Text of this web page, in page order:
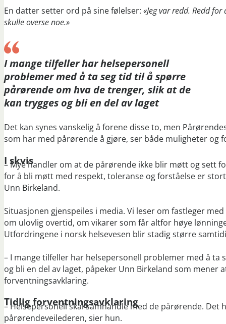
En datter setter ord på sine følelser: «Jeg var redd. Redd
skulle overse noe.»
I mange tilfeller har helsepersonell
problemer med å ta seg tid til å spørre
pårørende om hva de trenger, slik at de
kan trygges og bli en del av laget
Det kan synes vanskelig å forene disse to, men
som har med pårørende å gjøre, ser både muligheter og
I skvis
– Mye handler om at de pårørende ikke blir møtt og sett
for å bli møtt med respekt, toleranse og forståelse er
Unn Birkeland.
Situasjonen gjenspeiles i media. Vi leser om fastleger
om ulovlig overtid, om vikarer som får altfor høye
Utfordringene i norsk helsevesen blir stadig større
– I mange tilfeller har helsepersonell problemer med å
og bli en del av laget, påpeker Unn Birkeland som
forventningsavklaring.
Tidlig forventningsavklaring
– Helsepersonell skal samhandle med de pårørende.
pårørendeveilederen, sier hun.